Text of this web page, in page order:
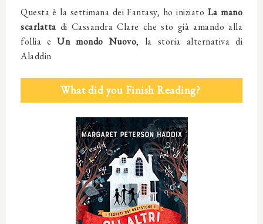
Questa è la settimana dei Fantasy, ho iniziato La mano
scarlatta di Cassandra Clare che sto già amando alla
follia eUn mondo Nuovo, la storia alternativa di
Aladdin
What did you Finish Reading?